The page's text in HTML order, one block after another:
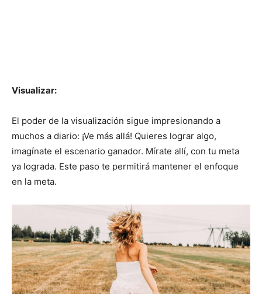
Visualizar:
El poder de la visualización sigue impresionando a
muchos a diario: ¡Ve más allá! Quieres lograr algo,
imagínate el escenario ganador. Mírate allí, con tu meta
ya lograda. Este paso te permitirá mantener el enfoque
en la meta.